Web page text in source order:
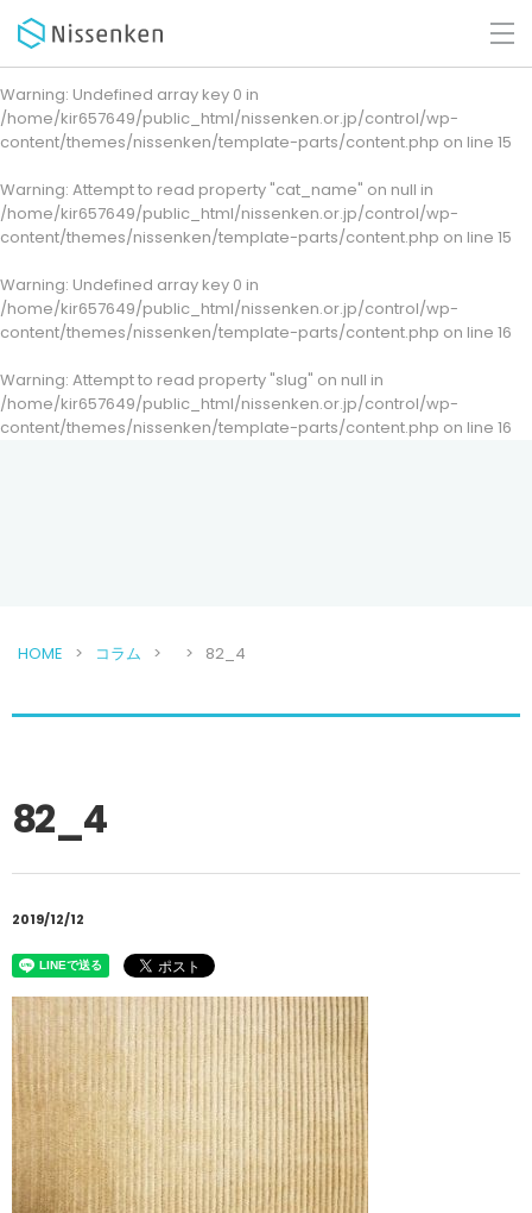
Warning: Undefined array key 0 in
/home/kir657649/public_html/nissenken.or.jp/control/wp-
content/themes/nissenken/template-parts/content.php on line 15
Warning: Attempt to read property "cat_name" on null in
/home/kir657649/public_html/nissenken.or.jp/control/wp-
content/themes/nissenken/template-parts/content.php on line 15
Warning: Undefined array key 0 in
/home/kir657649/public_html/nissenken.or.jp/control/wp-
content/themes/nissenken/template-parts/content.php on line 16
Warning: Attempt to read property "slug" on null in
/home/kir657649/public_html/nissenken.or.jp/control/wp-
content/themes/nissenken/template-parts/content.php on line 16
HOME コラム 82_4
82_4
2019/12/12